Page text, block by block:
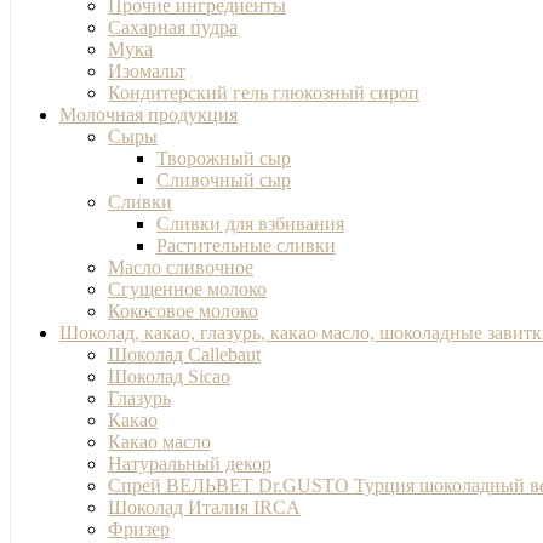
Прочие ингредиенты
Сахарная пудра
Мука
Изомальт
Кондитерский гель глюкозный сироп
Молочная продукция
Сыры
Творожный сыр
Сливочный сыр
Сливки
Сливки для взбивания
Растительные сливки
Масло сливочное
Сгущенное молоко
Кокосовое молоко
Шоколад, какао, глазурь, какао масло, шоколадные
Шоколад Callebaut
Шоколад Sicao
Глазурь
Какао
Какао масло
Натуральный декор
Спрей ВЕЛЬВЕТ Dr.GUSTO Турция шоколадный
Шоколад Италия IRCA
Фризер